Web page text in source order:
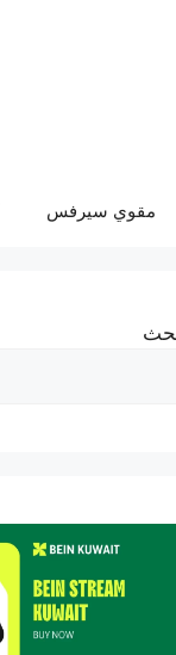
مقوي سيرفس